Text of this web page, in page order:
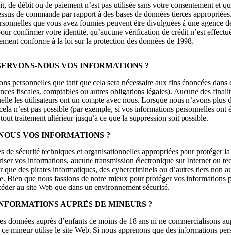
de débit ou de paiement n’est pas utilisée sans votre consentement et
de commande par rapport à des bases de données tierces
que vous avez fournies peuvent être divulguées à une
confirmer votre identité, qu’aucune vérification de crédit n’est
conforme à la loi sur la protection des données de 1998.
NOUS VOS INFORMATIONS ?
personnelles que tant que cela sera nécessaire aux fins énoncées
fiscales, comptables ou autres obligations légales). Aucune des
les utilisateurs ont un compte avec nous. Lorsque nous n’avons
n’est pas possible (par exemple, si vos informations personnelles
traitement ultérieur jusqu’à ce que la suppression soit possible.
VOS INFORMATIONS ?
de sécurité techniques et organisationnelles appropriées pour
vos informations, aucune transmission électronique sur Internet ou
que des pirates informatiques, des cybercriminels ou d’autres tiers
Bien que nous fassions de notre mieux pour protéger vos
au site Web que dans un environnement sécurisé.
AUPRÈS DE MINEURS ?
données auprès d’enfants de moins de 18 ans ni ne commercialisons
mineur utilise le site Web. Si nous apprenons que des informations